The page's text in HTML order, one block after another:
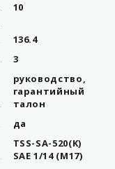
10
136.4
3
руководство,
гарантийный
талон
да
TSS-SA-520(K)
SAE 1/14 (М17)